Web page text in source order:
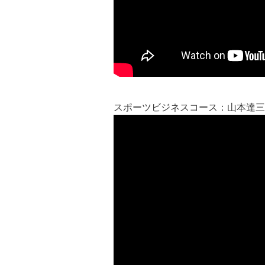
スポーツビジネスコース：山本達